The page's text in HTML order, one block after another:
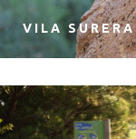
VILA SURERA